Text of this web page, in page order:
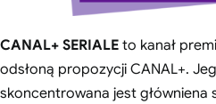
CANAL+ SERIALEto kanał
odsłoną propozycji CANAL+.
skoncentrowana jest